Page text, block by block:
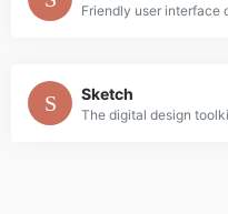
Sketch
The digital design